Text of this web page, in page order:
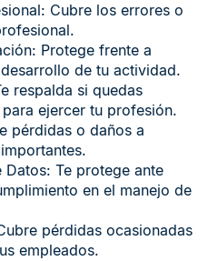
Cubre los errores o
Protege frente a
de tu actividad.​
respalda si quedas
ejercer tu profesión.​
pérdidas o daños a
Te protege ante
en el manejo de
pérdidas ocasionadas
empleados.